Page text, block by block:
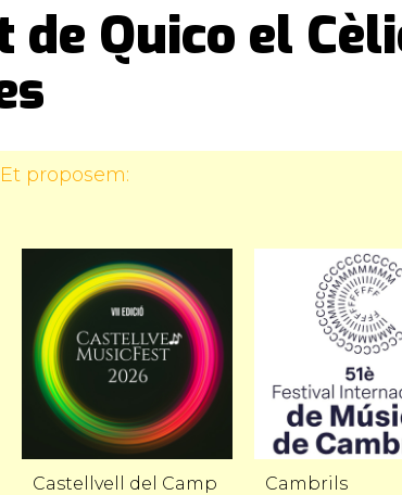
de Quico el
proposem:
Castellvell del Camp Cambrils